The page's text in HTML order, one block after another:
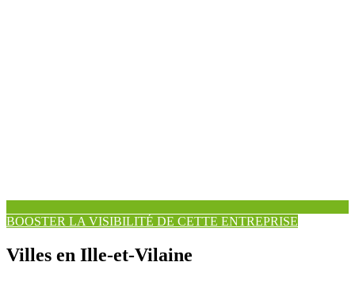
BOOSTER LA VISIBILITÉ DE CETTE ENTREPRISE
Villes en Ille-et-Vilaine